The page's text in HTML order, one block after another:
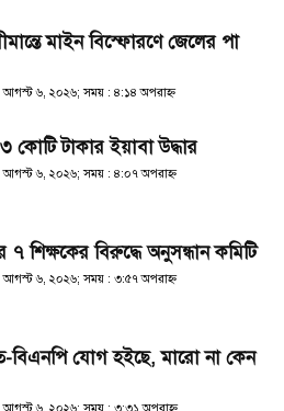
মাইন বিস্ফোরণে জেলের পা
আগস্ট ৬, ২০২৬; সময় : ৪:১৪ অপরাহ্ণ
কোটি টাকার ইয়াবা উদ্ধার
আগস্ট ৬, ২০২৬; সময় : ৪:০৭ অপরাহ্ণ
৭ শিক্ষকের বিরুদ্ধে অনুসন্ধান কমিটি
আগস্ট ৬, ২০২৬; সময় : ৩:৫৭ অপরাহ্ণ
বিএনপি যোগ হইছে, মারো না কেন
আগস্ট ৬, ২০২৬; সময় : ৩:৩১ অপরাহ্ণ